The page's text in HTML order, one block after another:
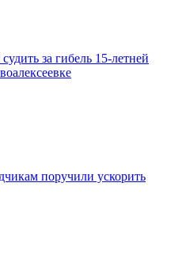
за гибель 15-летней
поручили ускорить